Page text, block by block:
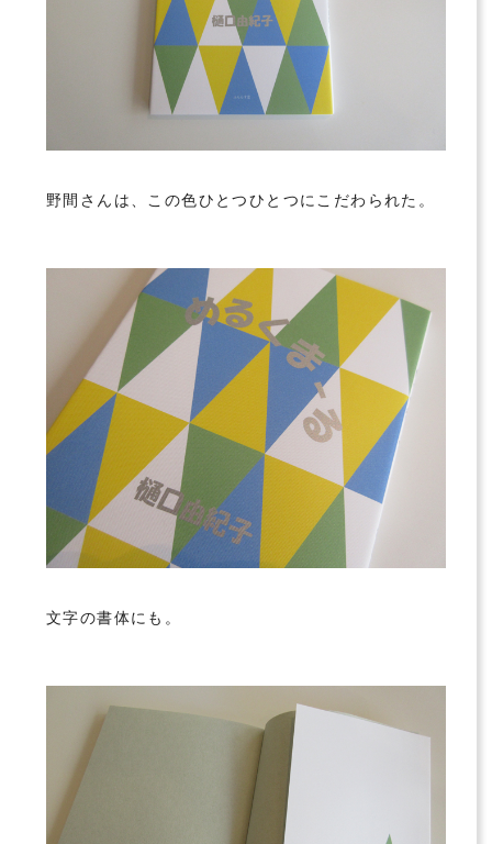
野間さんは、この色ひとつひとつにこだわられた。
文字の書体にも。